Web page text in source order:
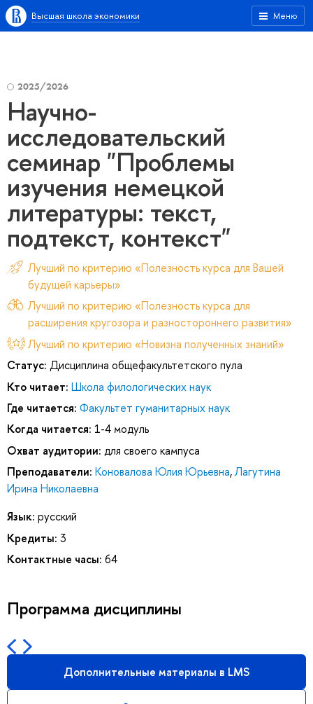
Меню
Высшая школа экономики
2025/2026
Научно-
исследовательский
семинар "Проблемы
изучения немецкой
литературы: текст,
подтекст, контекст"
Лучший по критерию «Полезность курса для Вашей
будущей карьеры»
Лучший по критерию «Полезность курса для
расширения кругозора и разностороннего развития»
Лучший по критерию «Новизна полученных знаний»
Статус: Дисциплина общефакультетского пула
Кто читает: Школа филологических наук
Где читается: Факультет гуманитарных наук
Когда читается: 1-4 модуль
Охват аудитории: для своего кампуса
Преподаватели: Коновалова Юлия Юрьевна,Лагутина
Ирина Николаевна
Язык: русский
Кредиты: 3
Контактные часы: 64
Программа дисциплины
Дополнительные материалы в LMS